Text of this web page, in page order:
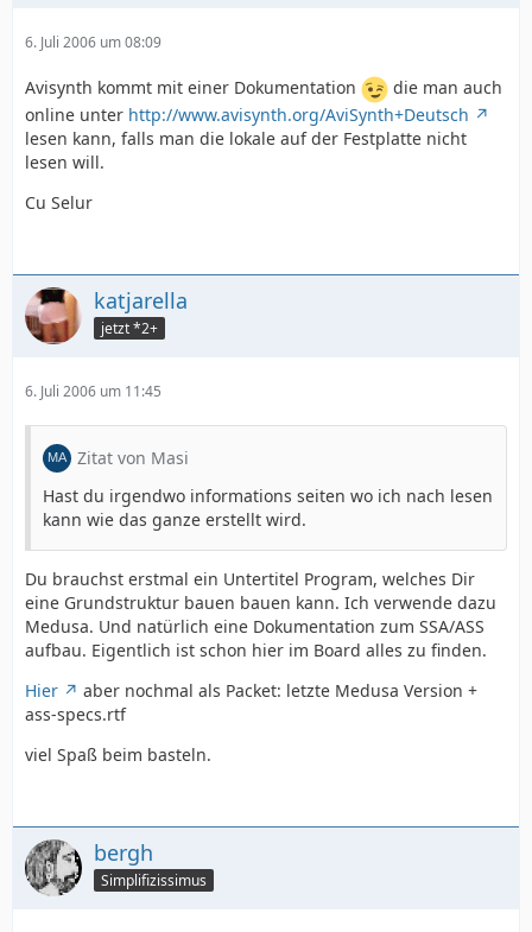
6. Juli 2006 um 08:09
Avisynth kommt mit einer Dokumentation
die man auch
online unter http://www.avisynth.org/AviSynth+Deutsch
lesen kann, falls man die lokale auf der Festplatte nicht
lesen will.
Cu Selur
katjarella
jetzt *2+
6. Juli 2006 um 11:45
Zitat von Masi
Hast du irgendwo informations seiten wo ich nach lesen
kann wie das ganze erstellt wird.
Du brauchst erstmal ein Untertitel Program, welches Dir
eine Grundstruktur bauen bauen kann. Ich verwende dazu
Medusa. Und natürlich eine Dokumentation zum SSA/ASS
aufbau. Eigentlich ist schon hier im Board alles zu finden.
Hier
aber nochmal als Packet: letzte Medusa Version +
ass-specs.rtf
viel Spaß beim basteln.
bergh
Simplifizissimus